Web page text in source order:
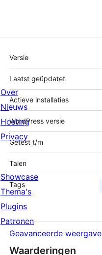
Meta
Versie
Laatst geüpdatet
Actieve installaties
WordPress versie
Getest t/m
Talen
Tags
Geavanceerde weergave
Waarderingen
Over
Nieuws
Hosting
Privacy
Showcase
Thema's
Plugins
Patronen